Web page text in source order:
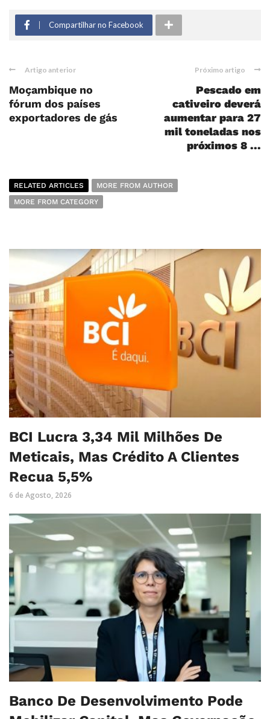
Compartilhar no Facebook
Artigo anterior
Moçambique no
fórum dos países
exportadores de gás
Próximo artigo
Pescado em
cativeiro deverá
aumentar para 27
mil toneladas nos
próximos 8 ...
RELATED ARTICLES
MORE FROM AUTHOR
MORE FROM CATEGORY
BCI Lucra 3,34 Mil Milhões De
Meticais, Mas Crédito A Clientes
Recua 5,5%
6 de Agosto, 2026
Banco De Desenvolvimento Pode